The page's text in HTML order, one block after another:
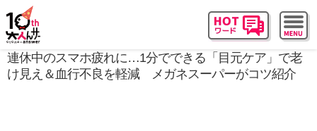
連休中のスマホ疲れに…1分でできる「目元ケア」で老
け見え＆血行不良を軽減 メガネスーパーがコツ紹介